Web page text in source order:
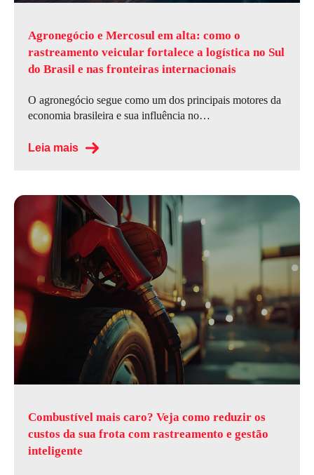
Agronegócio e Mercosul em alta: como o
rastreamento veicular fortalece a logística no Sul
do Brasil e nas fronteiras internacionais
O agronegócio segue como um dos principais motores da
economia brasileira e sua influência no…
Leia mais
Combustível mais caro? Veja como reduzir os
custos da sua frota com rastreamento e gestão
inteligente